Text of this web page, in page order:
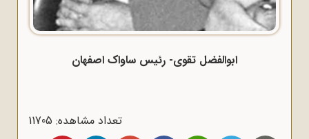
ابوالفضل تقوی- رئیس ساواک اصفهان
تعداد مشاهده: 11705